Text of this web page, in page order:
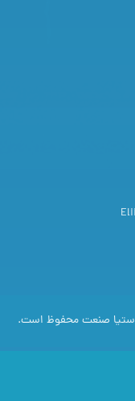
ستیا صنعت محفوظ است.